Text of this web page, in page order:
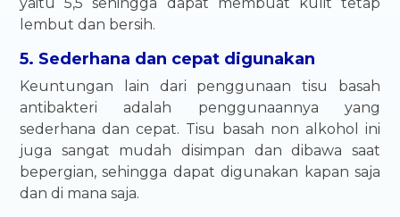
lembut dan bersih.
5. Sederhana dan cepat digunakan
Keuntungan lain dari penggunaan tisu basah
antibakteri adalah penggunaannya yang
sederhana dan cepat. Tisu basah non alkohol ini
juga sangat mudah disimpan dan dibawa saat
bepergian, sehingga dapat digunakan kapan saja
dan di mana saja.